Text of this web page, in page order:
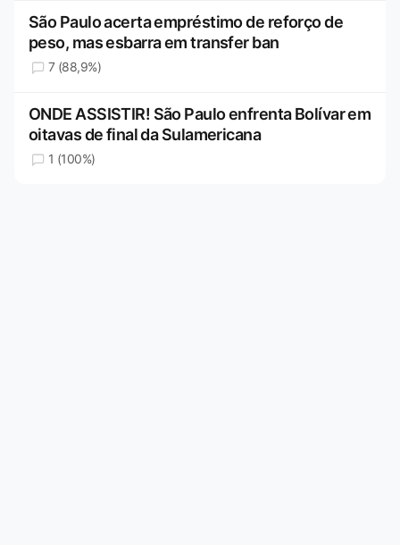
São Paulo acerta empréstimo de reforço de
peso, mas esbarra em transfer ban
7 (88,9%)
ONDE ASSISTIR! São Paulo enfrenta Bolívar em
oitavas de final da Sulamericana
1 (100%)